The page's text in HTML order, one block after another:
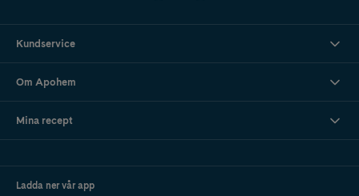
Kundservice
Om Apohem
Mina recept
Ladda ner vår app